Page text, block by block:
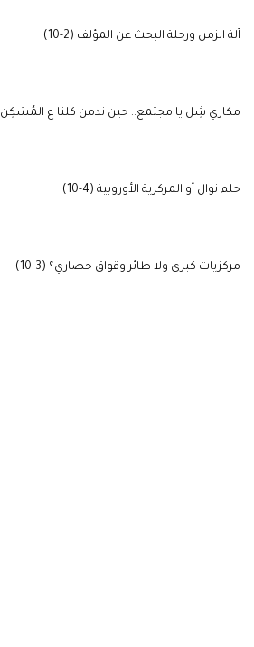
آلة الزمن ورحلة البحث عن المؤلف (2-10)
مكاري شِل يا مجتمع.. حين ندمن كلنا ع المُسَكِن
حلم نوال أو المركزية الأوروبية (4-10)
مركزيات كبرى ولا طائر وقواق حضاري؟ (3-10)